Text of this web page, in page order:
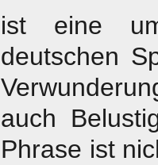
ist eine
deutschen
auch
Phrase ist